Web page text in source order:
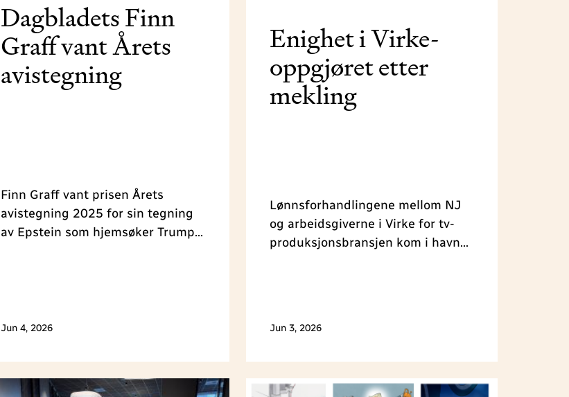
Dagbladets Finn
Graff vant Årets
avistegning
Finn Graff vant prisen Årets
avistegning 2025 for sin tegning
av Epstein som hjemsøker Trump
Jun 4, 2026
Enighet i Virke-
oppgjøret etter
mekling
Lønnsforhandlingene mellom NJ
og arbeidsgiverne i Virke for tv-
produksjonsbransjen kom i havn
Jun 3, 2026